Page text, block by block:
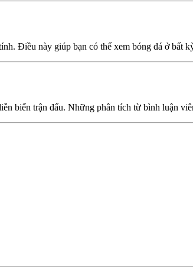
Điều này giúp bạn có thể xem bóng đá ở bất
biến trận đấu. Những phân tích từ bình luận